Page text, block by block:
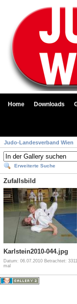
Home Downloads
Judo-Landesverband Wien
Erweiterte Suche
Zufallsbild
Karlstein2010-044.jpg
Datum: 06.07.2010 Betrachtet: 3311
mal